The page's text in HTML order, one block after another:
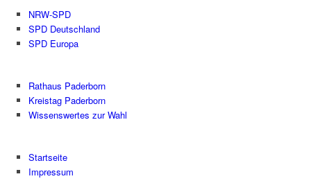
NRW-SPD
SPD Deutschland
SPD Europa
Rathaus Paderborn
Kreistag Paderborn
Wissenswertes zur Wahl
Startseite
Impressum